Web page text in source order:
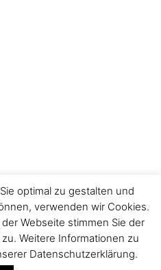
optimal zu gestalten und
verwenden wir Cookies.
Webseite stimmen Sie der
Weitere Informationen zu
Datenschutzerklärung.